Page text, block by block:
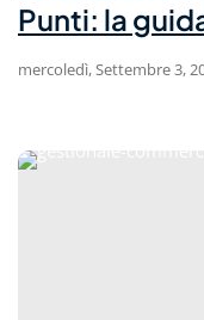
Punti: la
mercoledì, Settembre 3,